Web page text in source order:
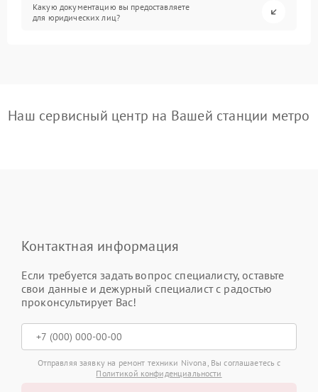
Какую документацию вы предоставляете
для юридических лиц?
Наш сервисный центр на Вашей станции метро
Контактная информация
Если требуется задать вопрос специалисту, оставьте
свои данные и дежурный специалист с радостью
проконсультирует Вас!
Отправляя заявку на ремонт техники Nivona, Вы соглашаетесь с
Политикой конфиденциальности